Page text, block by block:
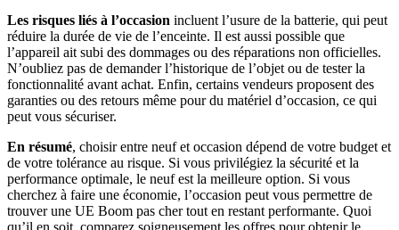
Les risques liés à l’occasion incluent l’usure de la batterie, qui peut
réduire la durée de vie de l’enceinte. Il est aussi possible que
l’appareil ait subi des dommages ou des réparations non officielles.
N’oubliez pas de demander l’historique de l’objet ou de tester la
fonctionnalité avant achat. Enfin, certains vendeurs proposent des
garanties ou des retours même pour du matériel d’occasion, ce qui
peut vous sécuriser.
En résumé, choisir entre neuf et occasion dépend de votre budget et
de votre tolérance au risque. Si vous privilégiez la sécurité et la
performance optimale, le neuf est la meilleure option. Si vous
cherchez à faire une économie, l’occasion peut vous permettre de
trouver une UE Boom pas cher tout en restant performante. Quoi
qu’il en soit, comparez soigneusement les offres pour obtenir le